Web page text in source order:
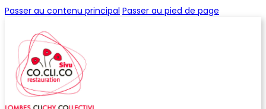
Passer au contenu principal Passer au pied de page